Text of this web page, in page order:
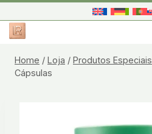
to
content
Home / Loja / Produtos Especiais
Cápsulas